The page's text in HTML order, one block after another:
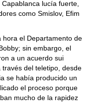
lucía fuerte,
como Smislov, Efim
hora el Departamento de
sin embargo, el
a un acuerdo sui
del teletipo, desde
se había producido un
el proceso porque
mucho de la rapidez